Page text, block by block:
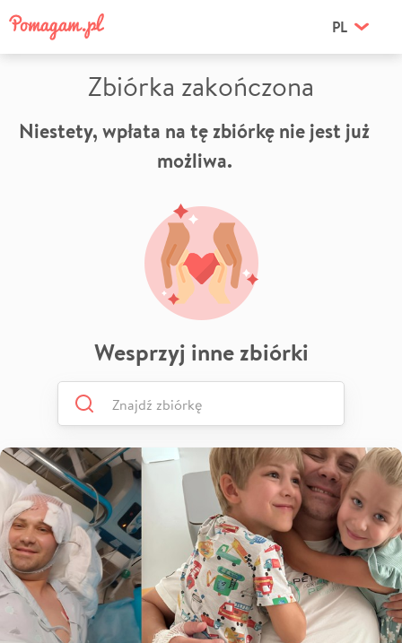
PL
Zbiórka zakończona
Niestety, wpłata na tę zbiórkę nie jest już
możliwa.
Wesprzyj inne zbiórki